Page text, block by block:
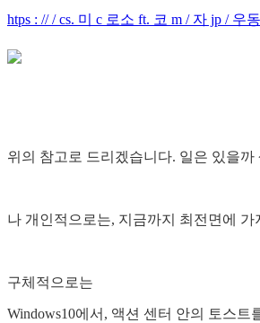
htps : // / cs. 미 c 로소 ft. 코 m / 자 jp /
위의 참고로 드리겠습니다. 일은 있을까
나 개인적으로는, 지금까지 최전면에
구체적으로는
Windows10에서, 액션 센터 안의 토스트